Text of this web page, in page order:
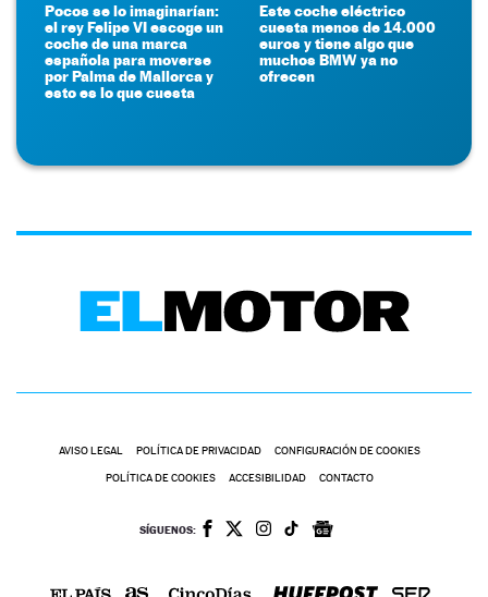
Pocos se lo imaginarían:
el rey Felipe VI escoge un
coche de una marca
española para moverse
por Palma de Mallorca y
esto es lo que cuesta
Este coche eléctrico
cuesta menos de 14.000
euros y tiene algo que
muchos BMW ya no
ofrecen
AVISO LEGAL POLÍTICA DE PRIVACIDAD CONFIGURACIÓN DE COOKIES
POLÍTICA DE COOKIES ACCESIBILIDAD CONTACTO
SÍGUENOS: